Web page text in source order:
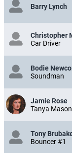
Barry Lynch
Christopher
Car Driver
Bodie
Soundman
Jamie Rose
Tanya Mason
Tony
Bouncer #1